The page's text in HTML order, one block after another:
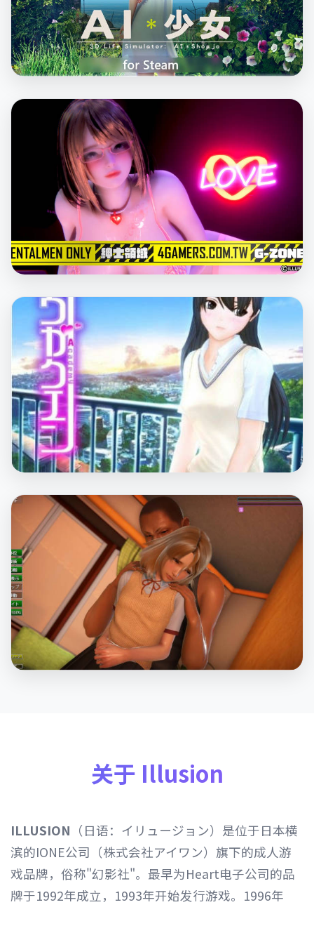
关于 Illusion
ILLUSION （日语：イリュージョン）是位于日本横
滨的IONE公司（株式会社アイワン）旗下的成人游
戏品牌，俗称"幻影社"。最早为Heart电子公司的品
牌于1992年成立，1993年开始发行游戏。1996年